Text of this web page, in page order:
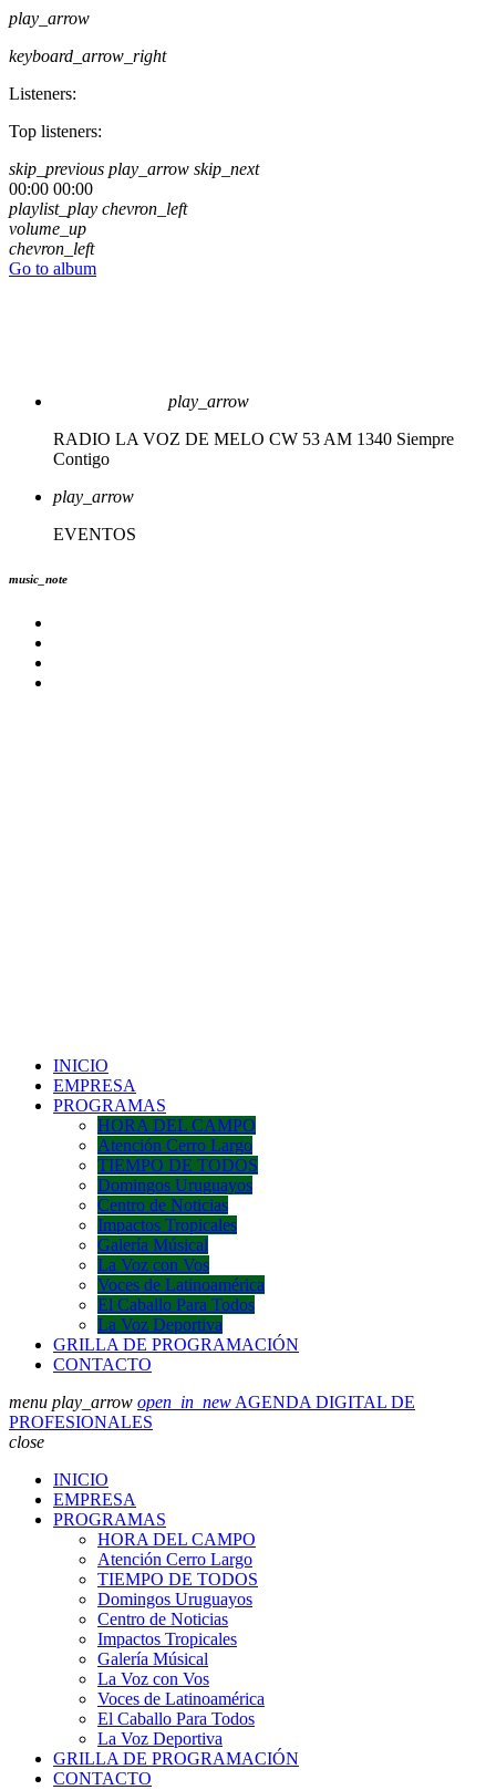
play_arrow
keyboard_arrow_right
Listeners:
Top listeners:
skip_previous play_arrow skip_next
00:00 00:00
playlist_play chevron_left
volume_up
chevron_left
Go to album
play_arrow
RADIO LA VOZ DE MELO CW 53 AM 1340 Siempre
Contigo
play_arrow
EVENTOS
music_note
INICIO
EMPRESA
PROGRAMAS
HORA DEL CAMPO
Atención Cerro Largo
TIEMPO DE TODOS
Domingos Uruguayos
Centro de Noticias
Impactos Tropicales
Galería Músical
La Voz con Vos
Voces de Latinoamérica
El Caballo Para Todos
La Voz Deportiva
GRILLA DE PROGRAMACIÓN
CONTACTO
menu play_arrow open_in_new AGENDA DIGITAL DE
PROFESIONALES
close
INICIO
EMPRESA
PROGRAMAS
HORA DEL CAMPO
Atención Cerro Largo
TIEMPO DE TODOS
Domingos Uruguayos
Centro de Noticias
Impactos Tropicales
Galería Músical
La Voz con Vos
Voces de Latinoamérica
El Caballo Para Todos
La Voz Deportiva
GRILLA DE PROGRAMACIÓN
CONTACTO